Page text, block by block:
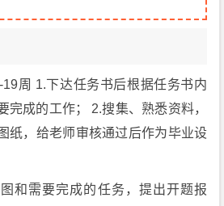
周 1.下达任务书后根据任务书内
完成的工作； 2.搜集、熟悉资料，
纸，给老师审核通过后作为毕业设
和需要完成的任务，提出开题报